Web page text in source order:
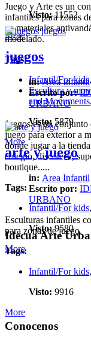
Visto:11552
More
Juego y Arte es un
infantiles para zonas
en materiales
modelado.
Tags:
Infantil/For kids,
Escultura y
and Monuments,
Visto: 5879
More
juegos
in:Area Infantil
Escrito por:
URBANO
Juegos es un conjunto
juego para exterior a
donde jugar a la
colegio, discoteca,
boutique.....
Tags:
Infantil/For kids,
Visto:9580
More
arte y juego
in: Area Infantil
Escrito por:
URBANO
Esculturas infantiles
para zonas de juego.
Tags:
Infantil/For kids,
Visto: 9916
More
Idecua Arte
Conocenos